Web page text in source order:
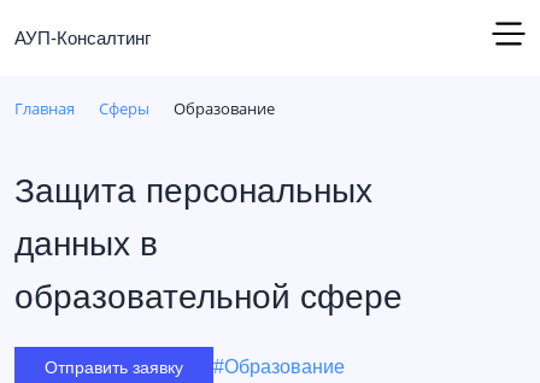
АУП-Консалтинг
Главная Сферы Образование
Защита персональных
данных в
образовательной сфере
Отправить заявку #Образование